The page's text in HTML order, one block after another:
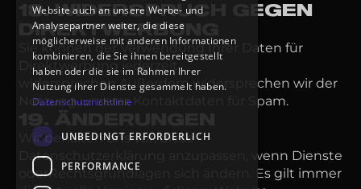
18. WIDERSPRUCH GEGEN
DIREKTWERBUNG
Sie können der Verwendung Ihrer Daten für
Direktwerbung jederzeit
widersprechen.Außerdem widersprechen wir der
Nutzung unserer Kontaktdaten für Spam.
Wir behalten uns vor, diese
Datenschutzerklärung anzupassen, wenn Dienste
oderRechtsgrundlagen sich ändern. Es gilt immer
Website auch an unsere Werbe- und
Analysepartner weiter, die diese
möglicherweise mit anderen Informationen
kombinieren, die Sie ihnen bereitgestellt
haben oder die sie im Rahmen Ihrer
Nutzung ihrer Dienste gesammelt haben.
Datenschutzrichtlinie
UNBEDINGT ERFORDERLICH
PERFORMANCE